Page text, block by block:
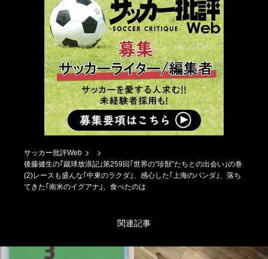
サッカー批評Web
後藤健生の｢蹴球放浪記｣第259回｢世界の“珍獣”たちとの出会い｣の巻
(2)レースも盛んな｢中東のラクダ｣、感心した｢上海のパンダ｣、落ち
てきた｢南米のイグアナ｣、食べたのは
関連記事